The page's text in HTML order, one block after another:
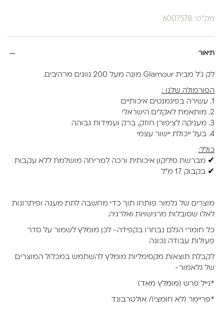
מק"ט: 6007578
תיאור
לק ג'ל מבית Glamour מונה מעל 200 גוונים מרהיבים.
הפורמולה שלנו :
1. עשירה בפיגמנטים איכותיים
2. מותאמת לאקלים הישראלי
3. מעניקה לציפורן חוזק, ברק ועמידות גבוהה
4. בעל ייכולת יישור עצמי
כולל:
✔ מברשת סיליקון איכותית ורכה למריחה מושלמת ללא עקבות
✔ בקבוק 17 מ"ל
מוצרים של גלמור פותחו תוך כדי מחשבה לתת מענה ופיתרונות
לאלו שסובלות מרגישויות ואלרגיה.
כל חומרי הגלם נבחרו בקפידה- לכן מומלץ לשמור על סדר
פעולות עבודה נכונה
לקבלת תוצאות מקסימליות מומלץ להשתמש במכלול המוצרים
של גלאמור-
*נייל פרש (מומלץ מאד)
*פריימר (לא חומצי)/ אולטרבונד